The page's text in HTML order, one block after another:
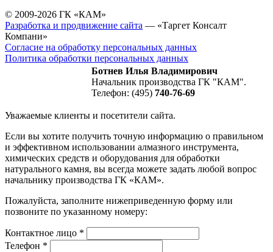
© 2009-2026 ГК «КАМ»
Разработка и продвижение сайта — «Таргет Консалт
Компани»
Согласие на обработку персональных данных
Политика обработки персональных данных
Ботнев Илья Владимирович
Начальник производства ГК "КАМ".
Телефон: (495) 740-76-69
Уважаемые клиенты и посетители сайта.
Если вы хотите получить точную информацию о правильном
и эффективном использовании алмазного инструмента,
химических средств и оборудования для обработки
натурального камня, вы всегда можете задать любой вопрос
начальнику производства ГК «КАМ».
Пожалуйста, заполните нижеприведенную форму или
позвоните по указанному номеру:
Контактное лицо *
Телефон *